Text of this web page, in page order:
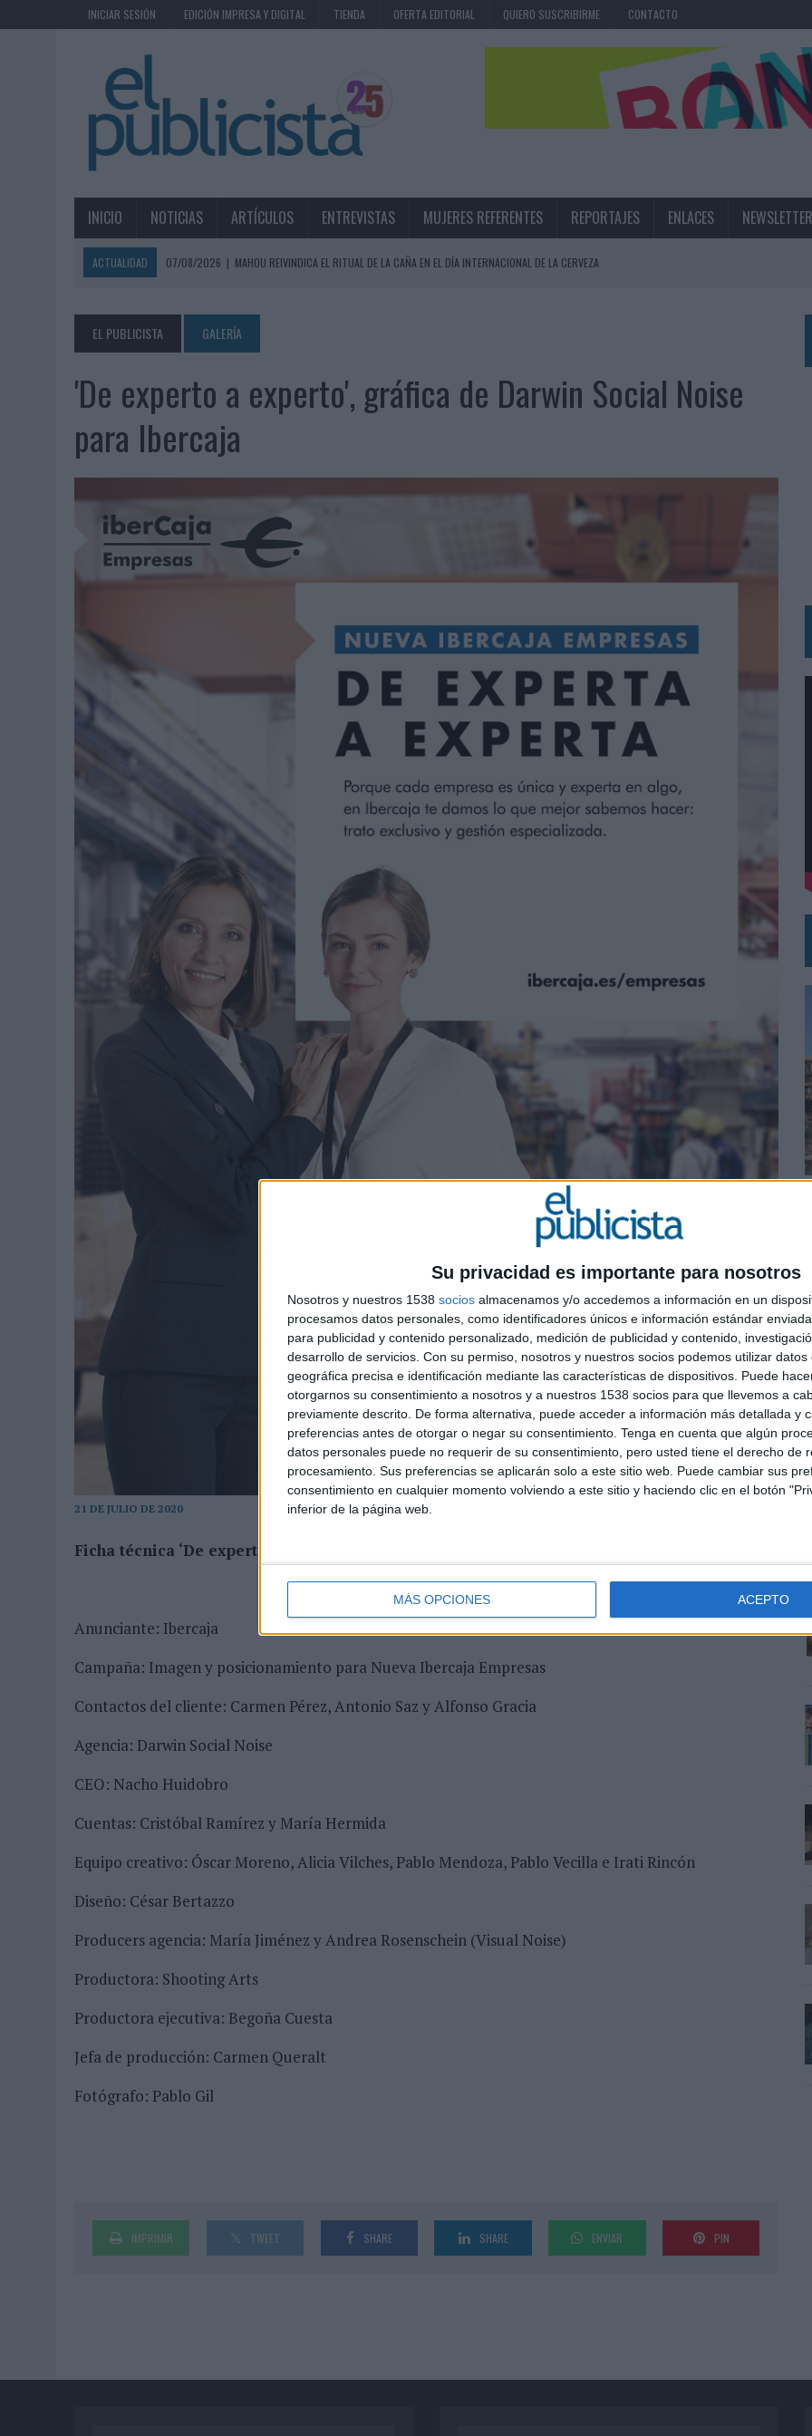
Su privacidad es importante para nosotros
Nosotros y nuestros 1538 socios almacenamos y/o accedemos a información en un
procesamos datos personales, como identificadores únicos e información estándar
para publicidad y contenido personalizado, medición de publicidad y contenido,
desarrollo de servicios. Con su permiso, nosotros y nuestros socios podemos utilizar datos
geográfica precisa e identificación mediante las características de dispositivos. Puede
otorgarnos su consentimiento a nosotros y a nuestros 1538 socios para que llevemos a
previamente descrito. De forma alternativa, puede acceder a información más detallada y
preferencias antes de otorgar o negar su consentimiento. Tenga en cuenta que algún
datos personales puede no requerir de su consentimiento, pero usted tiene el derecho de
procesamiento. Sus preferencias se aplicarán solo a este sitio web. Puede cambiar sus
consentimiento en cualquier momento volviendo a este sitio y haciendo clic en el botón
inferior de la página web.
MÁS OPCIONES ACEPTO
INICIAR SESIÓN EDICIÓN IMPRESA Y DIGITAL TIENDA OFERTA EDITORIAL QUIERO SUSCRIBIRME CONTACTO
INICIO NOTICIAS ARTÍCULOS ENTREVISTAS MUJERES REFERENTES REPORTAJES ENLACES NEWSLETTER
ACTUALIDAD 07/08/2026 | MAHOU REIVINDICA EL RITUAL DE LA CAÑA EN EL DÍA INTERNACIONAL DE LA CERVEZA
PATRÓN CONVIERTE EL NUEVO SINGLE DE ARÓN PIPER EN UNA EXPERIENCIA DE MARCA EN IBIZA
07/08/2026 | EL VERANO PONE A PRUEBA LA ESTRATEGIA DIGITAL DE LAS MARCAS
07/08/2026
VUELING CONVIERTE LOS RECUERDOS EN SOUVENIRS CON IA
07/08/2026 |
CUANDO SE APAGUE EL SOL, EL ECLIPSE DE 2026 PONDRÁ A PRUEBA LA CREATIVIDAD DE LAS MARCAS
06/08/2026
‘LA VUELTA’, DE FENOMENAL PARA MÁLAGA CF
06/08/2026 | LA TELEVISIÓN SIGUE LIDERANDO EL CONSUMO DE MEDIOS EN VERANO Y SUPERA AL MÓVIL COMO DISPOSITIVO MÁS UTILIZADO
06/08/2026 | EL USO DE LA IA GENERATIVA ALCANZA YA AL 62% DE LOS ESPAÑOLES
06/08/2026 | SYSTEM1 NOMBRA A KIMBERLY BASTONI COMO NUEVA DIRECTORA COMERCIAL GLOBAL
LA IA ESTÁ SUBIENDO EL LISTÓN DE LA CREATIVIDAD
BEON WORLDWIDE LANZA RAÍZ URBANA PARA TRANSFORMAR EL PATRIMONIO HISTÓRICO EN ACTIVOS CULTURALES Y ECONÓMICOS
05/08/2026
FABRA COMUNICACIÓN INCORPORA A CASONÁ Y ASUME LA GESTIÓN DE SUS RELACIONES CON LOS MEDIOS
05/08/2026
LOPESAN HOTELS & RESORTS ACERCA EL PARAÍSO CANARIO EN SU ÚLTIMA CAMPAÑA INTERNACIONAL
05/08/2026
LUIS ARQUILLOS (BURGO DE ARIAS): “LA CONSTRUCCIÓN DE MARCA A LARGO PLAZO Y LA MEDICIÓN SON DOS CARAS DE LA MISMA
|
‘EL PARAÍSO MÁS CERCA’, DE 22GRADOS PARA LOPESAN HOTELS & RESORTS
04/08/2026
‘LA ÚNICA CERVEZA DEL MUNDO QUE SE DISFRUTA DOS VECES’, DE INUSUALY PARA CERVEZA CAPAZ
07/08/2026
EL MÁLAGA CF CULMINA SU TRILOGÍA DE MARCA CON UNA CAMPAÑA QUE CELEBRA SU REGRESO A PRIMERA DIVISIÓN
EL PUBLICISTA GALERÍA
'De experto a experto', gráfica de Darwin Social Noise
para Ibercaja
21 DE JULIO DE 2020
Ficha técnica ‘De experto a experto’
Anunciante: Ibercaja
Campaña: Imagen y posicionamiento para Nueva Ibercaja Empresas
Contactos del cliente: Carmen Pérez, Antonio Saz y Alfonso Gracia
Agencia: Darwin Social Noise
CEO: Nacho Huidobro
Cuentas: Cristóbal Ramírez y María Hermida
Equipo creativo: Óscar Moreno, Alicia Vilches, Pablo Mendoza, Pablo Vecilla e Irati Rincón
Diseño: César Bertazzo
Producers agencia: María Jiménez y Andrea Rosenschein (Visual Noise)
Productora: Shooting Arts
Productora ejecutiva: Begoña Cuesta
Jefa de producción: Carmen Queralt
Fotógrafo: Pablo Gil
IMPRIMIR TWEET SHARE SHARE ENVIAR PIN